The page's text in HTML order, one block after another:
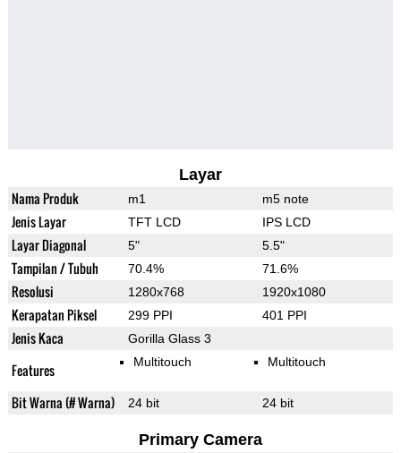
Layar
Nama Produk m1 m5 note
Jenis Layar TFT LCD IPS LCD
Layar Diagonal 5" 5.5"
Tampilan / Tubuh 70.4% 71.6%
Resolusi 1280x768 1920x1080
Kerapatan Piksel 299 PPI 401 PPI
Jenis Kaca Gorilla Glass 3
Features Multitouch Multitouch
Bit Warna (# Warna) 24 bit 24 bit
Primary Camera